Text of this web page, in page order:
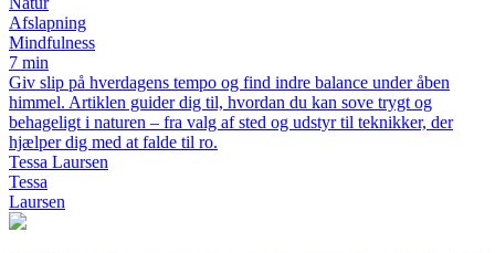
Afslapning
Mindfulness
7 min
Giv slip på hverdagens tempo og find indre balance under åben
himmel. Artiklen guider dig til, hvordan du kan sove trygt og
behageligt i naturen – fra valg af sted og udstyr til teknikker, der
hjælper dig med at falde til ro.
Tessa Laursen
Tessa
Laursen